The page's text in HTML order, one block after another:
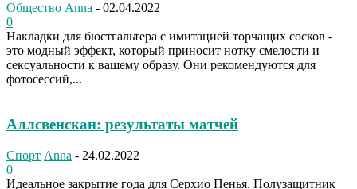
Общество Anna - 02.04.2022
0
Накладки для бюстгальтера с имитацией торчащих сосков -
это модный эффект, который приносит нотку смелости и
сексуальности к вашему образу. Они рекомендуются для
фотосессий,...
Аллсвенскан: результаты матчей
Спорт Anna - 24.02.2022
0
Идеальное закрытие года для Серхио Пенья. Полузащитник